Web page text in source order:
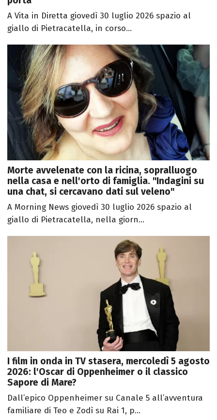
A Vita in Diretta giovedì 30 luglio 2026 spazio al
giallo di Pietracatella, in corso...
Morte avvelenate con la ricina, sopralluogo
nella casa e nell'orto di famiglia. "Indagini su
una chat, si cercavano dati sul veleno"
A Morning News giovedì 30 luglio 2026 spazio al
giallo di Pietracatella, nella giorn...
I film in onda in TV stasera, mercoledì 5 agosto
2026: l'Oscar di Oppenheimer o il classico
Sapore di Mare?
Dall’epico Oppenheimer su Canale 5 all’avventura
familiare di Teo e Zodì su Rai 1, p...